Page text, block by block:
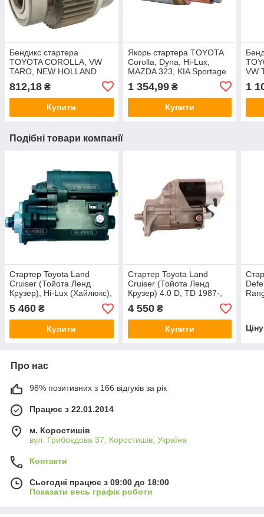
Бендикс стартера
TOYOTA COROLLA, VW
TARO, NEW HOLLAND
812,18 ₴
Купити
Якорь стартера TOYOTA
Corolla, Dyna, Hi-Lux,
MAZDA 323, KIA Sportage
1 354,99₴
Купити
VW
1
Подібні товари компанії
Стартер Toyota Land
Cruiser (Тойота Ленд
Крузер), Hi-Lux (Хайлюкс),
Celica 2.0, 2.4 1981-1998 1
кВт новий
5 460 ₴
Купити
Стартер Toyota Land
Cruiser (Тойота Ленд
Крузер) 4.0 D, TD 1987-,
24 В, 4.5 кВт новий
4 550₴
Купити
Про нас
98% позитивних з 166 відгуків за рік
Працює з 22.01.2014
м. Коростишів
вул. Грибоєдова 37, Коростишів, Україна
Контакти
Сьогодні працює з 09:00 до 18:00
Показати весь графік роботи